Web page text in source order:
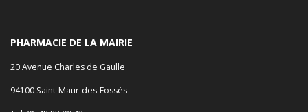
PHARMACIE DE LA MAIRIE
20 Avenue Charles de Gaulle
94100 Saint-Maur-des-Fossés